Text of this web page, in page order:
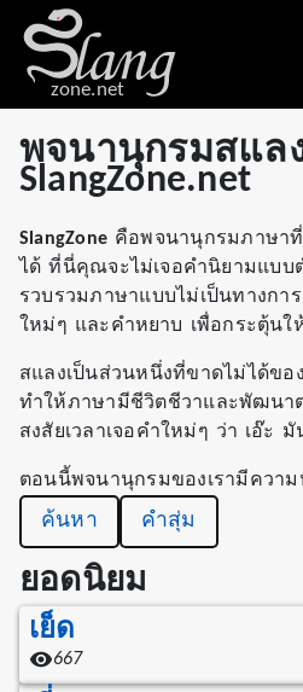
zone.net
พจนานุกรมสแล
SlangZone.net
SlangZone คือพจนานุกรมภาษา
ได้ ที่นี่คุณจะไม่เจอคำนิยามแบบต
รวบรวมภาษาแบบไม่เป็นทางกา
ใหม่ๆ และคำหยาบ เพื่อกระตุ้น
สแลงเป็นส่วนหนึ่งที่ขาดไม่ได้ข
ทำให้ภาษามีชีวิตชีวาและพัฒนา
สงสัยเวลาเจอคำใหม่ๆ ว่า เอ๊ะ
ตอนนี้พจนานุกรมของเรามีควา
ค้นหา คำสุ่ม
ยอดนิยม
เย็ด
667